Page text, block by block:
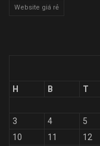
Website giá rẻ
H B T
3
4 5
10
11 12